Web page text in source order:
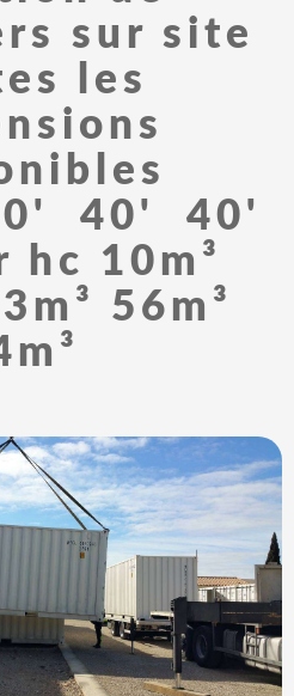
sur site
les
40' 40'
hc 10m³
56m³